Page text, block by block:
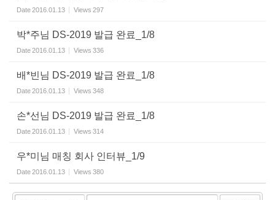
Date2016.01.13 Views 297
박*주님 DS-2019 발급 완료_1/8
Date2016.01.13 Views 336
배*빈님 DS-2019 발급 완료_1/8
Date2016.01.13 Views 348
손*선님 DS-2019 발급 완료_1/8
Date2016.01.13 Views 314
우*미님 매칭 회사 인터뷰_1/9
Date2016.01.13 Views 380